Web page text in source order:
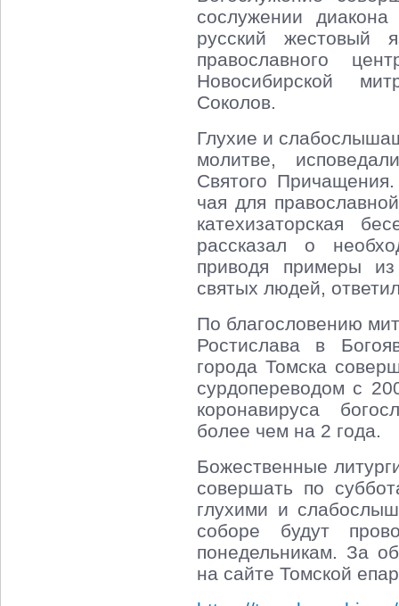
сослужении
русский жестовый
православного
Новосибирской
Соколов.
Глухие и
молитве,
Святого
чая для
катехизаторская
рассказал о
приводя примеры
святых людей,
По благословению
Ростислава в
города Томска
сурдопереводом с
коронавируса
более чем на 2 года.
Божественные
совершать по
глухими и
соборе будут
понедельникам. За
на сайте Томской